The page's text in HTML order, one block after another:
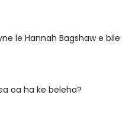
le Hannah Bagshaw e bile
oa ha ke beleha?